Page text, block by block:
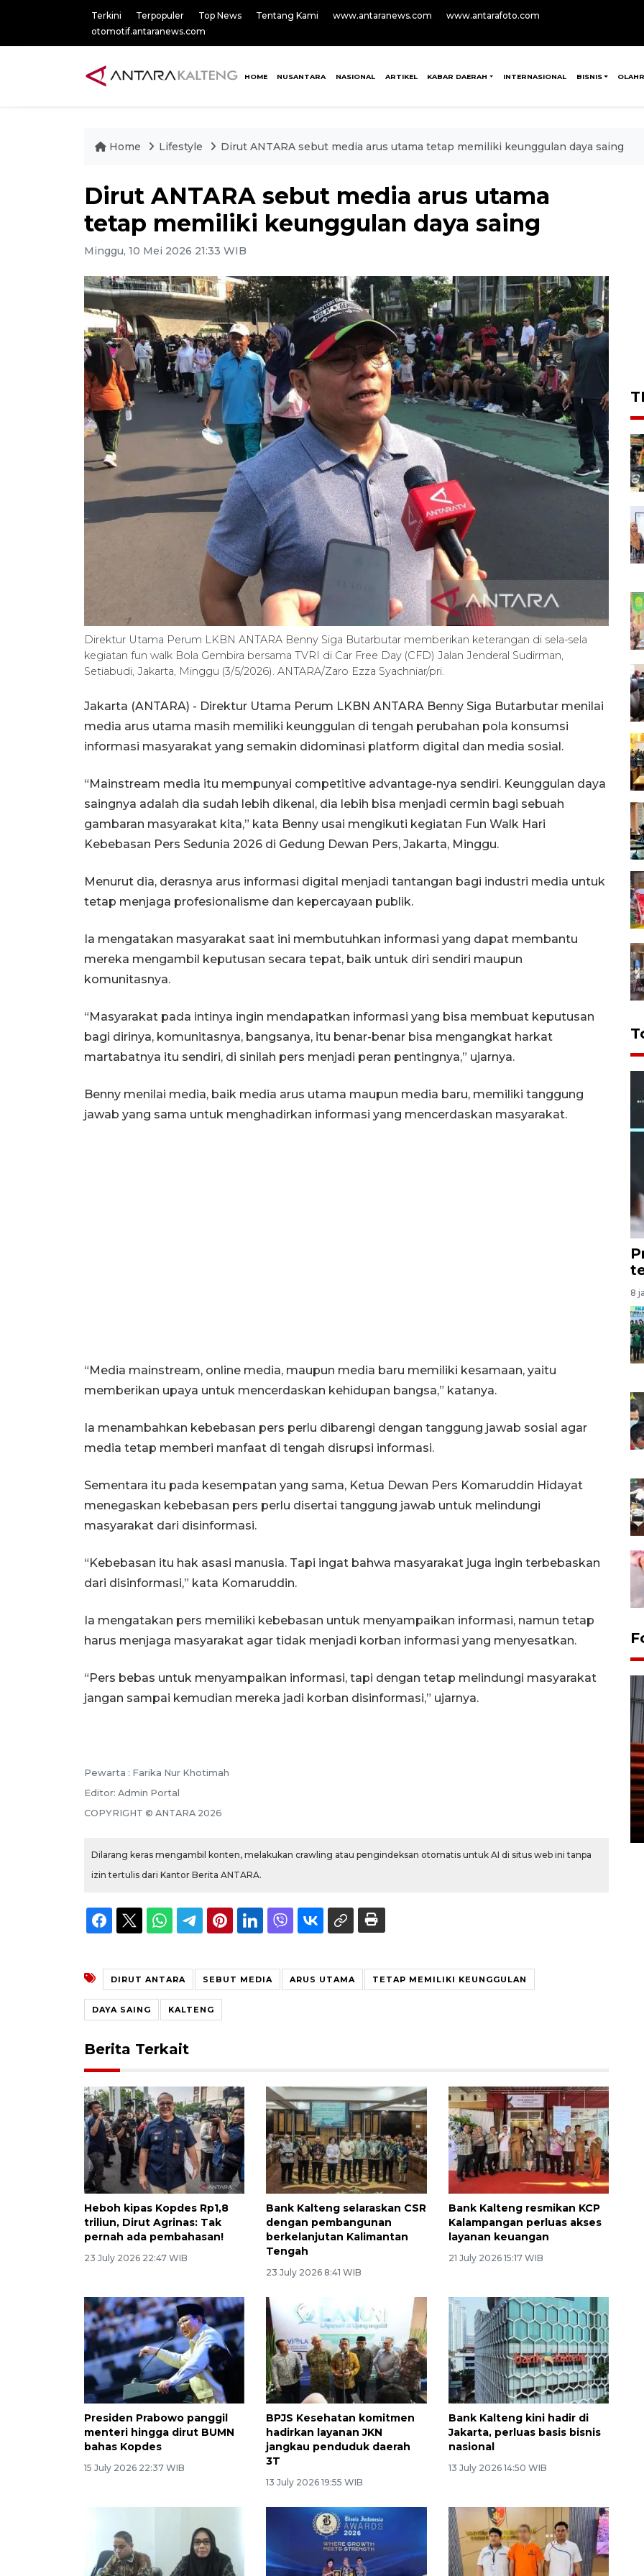
Terkini Terpopuler Top News Tentang Kami www.antaranews.com
www.antarafoto.com
otomotif.antaranews.com
HOME NUSANTARA NASIONAL ARTIKEL KABAR DAERAH INTERNASIONAL BISNIS
Home Lifestyle Dirut ANTARA sebut media arus utama tetap memiliki keunggulan daya saing
Dirut ANTARA sebut media arus utama
tetap memiliki keunggulan daya saing
Minggu, 10 Mei 2026 21:33 WIB
Direktur Utama Perum LKBN ANTARA Benny Siga Butarbutar memberikan keterangan di sela-sela
kegiatan fun walk Bola Gembira bersama TVRI di Car Free Day (CFD) Jalan Jenderal Sudirman,
Setiabudi, Jakarta, Minggu (3/5/2026). ANTARA/Zaro Ezza Syachniar/pri.
Jakarta (ANTARA) - Direktur Utama Perum LKBN ANTARA Benny Siga Butarbutar menilai
media arus utama masih memiliki keunggulan di tengah perubahan pola konsumsi
informasi masyarakat yang semakin didominasi platform digital dan media sosial.
“Mainstream media itu mempunyai competitive advantage-nya sendiri. Keunggulan daya
saingnya adalah dia sudah lebih dikenal, dia lebih bisa menjadi cermin bagi sebuah
gambaran masyarakat kita,” kata Benny usai mengikuti kegiatan Fun Walk Hari
Kebebasan Pers Sedunia 2026 di Gedung Dewan Pers, Jakarta, Minggu.
Menurut dia, derasnya arus informasi digital menjadi tantangan bagi industri media untuk
tetap menjaga profesionalisme dan kepercayaan publik.
Ia mengatakan masyarakat saat ini membutuhkan informasi yang dapat membantu
mereka mengambil keputusan secara tepat, baik untuk diri sendiri maupun
komunitasnya.
“Masyarakat pada intinya ingin mendapatkan informasi yang bisa membuat keputusan
bagi dirinya, komunitasnya, bangsanya, itu benar-benar bisa mengangkat harkat
martabatnya itu sendiri, di sinilah pers menjadi peran pentingnya,” ujarnya.
Benny menilai media, baik media arus utama maupun media baru, memiliki tanggung
jawab yang sama untuk menghadirkan informasi yang mencerdaskan masyarakat.
“Media mainstream, online media, maupun media baru memiliki kesamaan, yaitu
memberikan upaya untuk mencerdaskan kehidupan bangsa,” katanya.
Ia menambahkan kebebasan pers perlu dibarengi dengan tanggung jawab sosial agar
media tetap memberi manfaat di tengah disrupsi informasi.
Sementara itu pada kesempatan yang sama, Ketua Dewan Pers Komaruddin Hidayat
menegaskan kebebasan pers perlu disertai tanggung jawab untuk melindungi
masyarakat dari disinformasi.
“Kebebasan itu hak asasi manusia. Tapi ingat bahwa masyarakat juga ingin terbebaskan
dari disinformasi,” kata Komaruddin.
Ia mengatakan pers memiliki kebebasan untuk menyampaikan informasi, namun tetap
harus menjaga masyarakat agar tidak menjadi korban informasi yang menyesatkan.
“Pers bebas untuk menyampaikan informasi, tapi dengan tetap melindungi masyarakat
jangan sampai kemudian mereka jadi korban disinformasi,” ujarnya.
Pewarta : Farika Nur Khotimah
Editor: Admin Portal
COPYRIGHT © ANTARA 2026
Dilarang keras mengambil konten, melakukan crawling atau pengindeksan otomatis untuk AI di situs web ini tanpa
izin tertulis dari Kantor Berita ANTARA.
DIRUT ANTARA SEBUT MEDIA ARUS UTAMA TETAP MEMILIKI KEUNGGULAN
DAYA SAING KALTENG
Berita Terkait
Heboh kipas Kopdes Rp1,8
triliun, Dirut Agrinas: Tak
pernah ada pembahasan!
23 July 2026 22:47 WIB
Bank Kalteng selaraskan CSR
dengan pembangunan
berkelanjutan Kalimantan
Tengah
23 July 2026 8:41 WIB
Bank Kalteng resmikan KCP
Kalampangan perluas akses
layanan keuangan
21 July 2026 15:17 WIB
Presiden Prabowo panggil
menteri hingga dirut BUMN
bahas Kopdes
15 July 2026 22:37 WIB
BPJS Kesehatan komitmen
hadirkan layanan JKN
jangkau penduduk daerah
3T
13 July 2026 19:55 WIB
Bank Kalteng kini hadir di
Jakarta, perluas basis bisnis
nasional
13 July 2026 14:50 WIB
8